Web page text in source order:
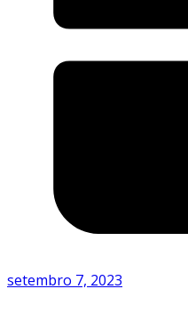
setembro 7, 2023